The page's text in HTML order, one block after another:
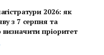
2026: як
з 7 серпня та
пріоритет